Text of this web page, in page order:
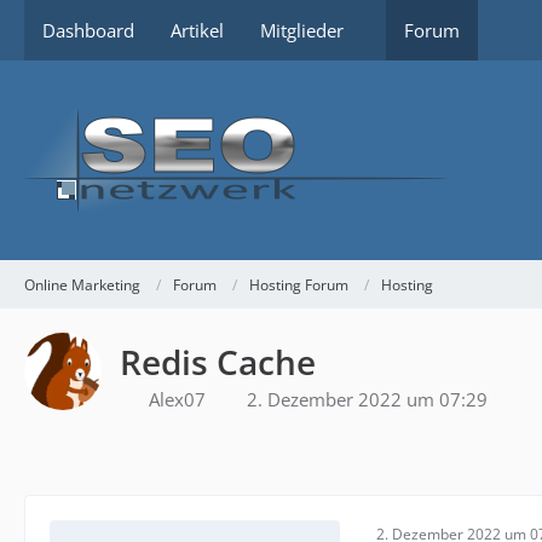
Dashboard Artikel Mitglieder Forum
Online Marketing Forum Hosting Forum Hosting
Redis Cache
Alex07 2. Dezember 2022 um 07:29
2. Dezember 2022 um